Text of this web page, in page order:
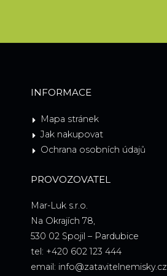
INFORMACE
Mapa stránek
Jak nakupovat
Ochrana osobních údajů
PROVOZOVATEL
Mar-Luk s.r.o.
Na Okrajích 78,
530 02 Spojil – Pardubice
tel: +420 602 123 444
email: info@zatavitelnemisky.cz